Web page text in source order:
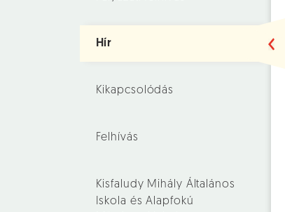
Hír
Kikapcsolódás
Felhívás
Kisfaludy Mihály Általános
Iskola és Alapfokú